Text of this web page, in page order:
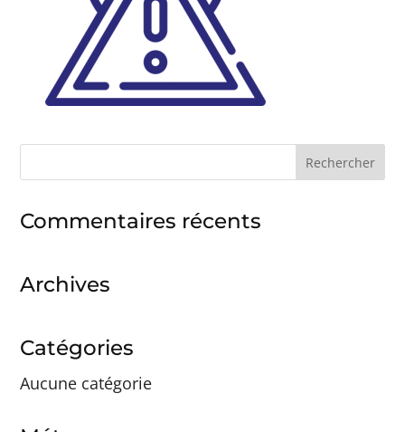
Commentaires récents
Archives
Catégories
Aucune catégorie